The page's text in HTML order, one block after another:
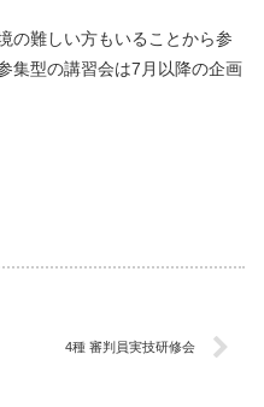
の難しい方もいることから参
集型の講習会は7月以降の企画
4種 審判員実技研修会